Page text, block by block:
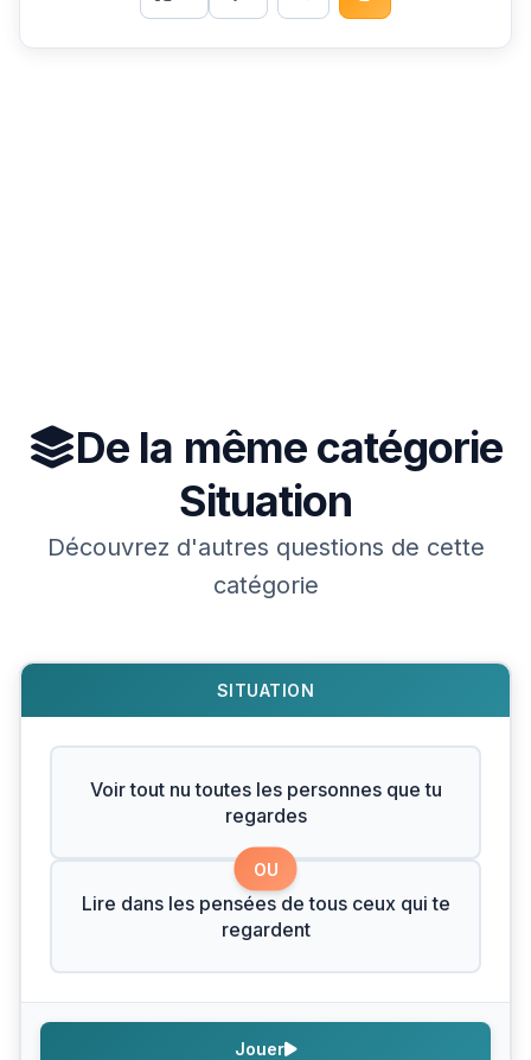
De la même catégorie
Situation
Découvrez d'autres questions de cette
catégorie
SITUATION
Voir tout nu toutes les personnes que tu
regardes
OU
Lire dans les pensées de tous ceux qui te
regardent
Jouer